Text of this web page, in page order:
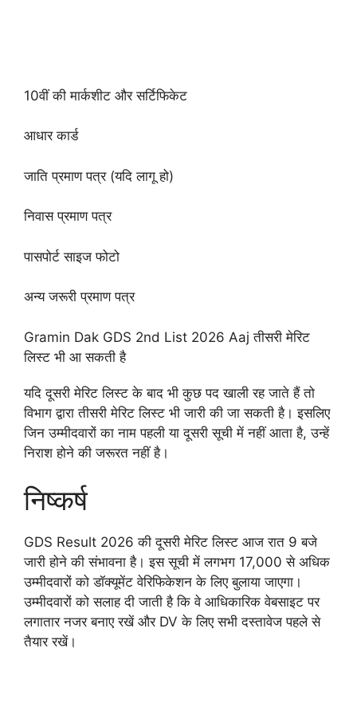
10वीं की मार्कशीट और सर्टिफिकेट
आधार कार्ड
जाति प्रमाण पत्र (यदि लागू हो)
निवास प्रमाण पत्र
पासपोर्ट साइज फोटो
अन्य जरूरी प्रमाण पत्र
Gramin Dak GDS 2nd List 2026 Aaj तीसरी मेरिट
लिस्ट भी आ सकती है
यदि दूसरी मेरिट लिस्ट के बाद भी कुछ पद खाली रह जाते हैं तो
विभाग द्वारा तीसरी मेरिट लिस्ट भी जारी की जा सकती है। इसलिए
जिन उम्मीदवारों का नाम पहली या दूसरी सूची में नहीं आता है, उन्हें
निराश होने की जरूरत नहीं है।
निष्कर्ष
GDS Result 2026 की दूसरी मेरिट लिस्ट आज रात 9 बजे
जारी होने की संभावना है। इस सूची में लगभग 17,000 से अधिक
उम्मीदवारों को डॉक्यूमेंट वेरिफिकेशन के लिए बुलाया जाएगा।
उम्मीदवारों को सलाह दी जाती है कि वे आधिकारिक वेबसाइट पर
लगातार नजर बनाए रखें और DV के लिए सभी दस्तावेज पहले से
तैयार रखें।